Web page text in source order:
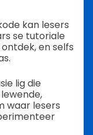
kan lesers
se tutoriale
en selfs
lig die
waar lesers